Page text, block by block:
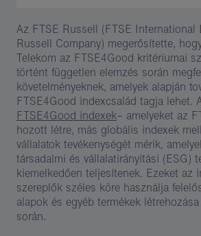
Az FTSE Russell (FTSE International
Russell Company) megerősítette,
Telekom az FTSE4Good kritériumai
történt független elemzés során
követelményeknek, amelyek alapján
FTSE4Good indexcsalád tagja lehet.
FTSE4Good indexek– amelyeket az
hozott létre, más globális indexek
vállalatok tevékenységét mérik,
társadalmi és vállalatirányítási (ESG)
kiemelkedően teljesítenek. Ezeket az
szereplők széles köre használja
alapok és egyéb termékek
során.